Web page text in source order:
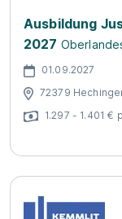
Ausbildung
2027
01.09.2027
72379
1.297 - 1.401 €